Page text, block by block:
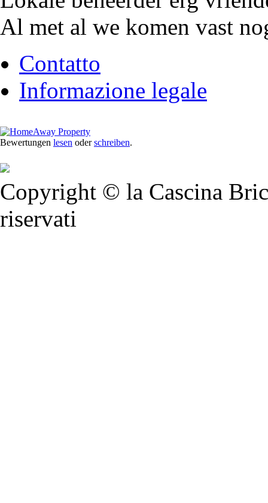
Al met al we komen vast
Contatto
Informazione legale
Bewertungen lesen oderschreiben.
Copyright © la Cascina
riservati